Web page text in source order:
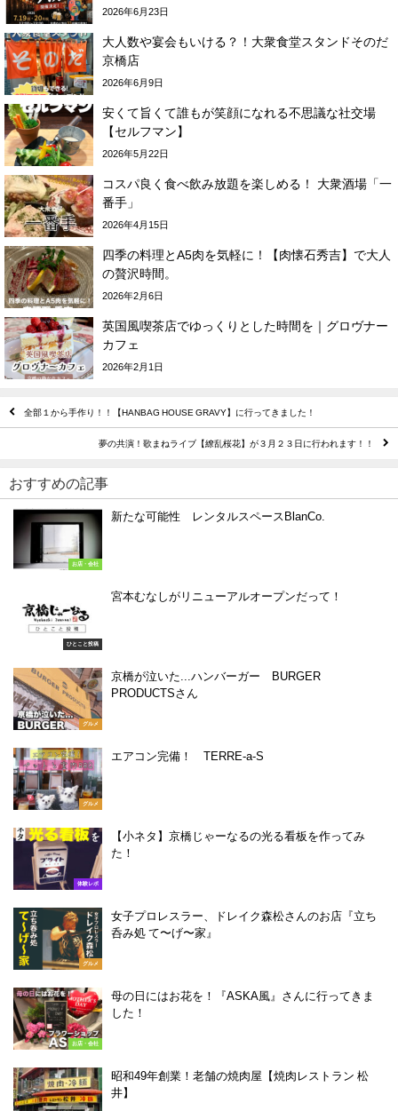
2026年6月23日
大人数や宴会もいける？！大衆食堂スタンドそのだ
京橋店
2026年6月9日
安くて旨くて誰もが笑顔になれる不思議な社交場
【セルフマン】
2026年5月22日
コスパ良く食べ飲み放題を楽しめる！ 大衆酒場「一
番手」
2026年4月15日
四季の料理とA5肉を気軽に！【肉懐石秀吉】で大人
の贅沢時間。
2026年2月6日
英国風喫茶店でゆっくりとした時間を｜グロヴナー
カフェ
2026年2月1日
全部１から手作り！！【HANBAG HOUSE GRAVY】に行ってきました！
夢の共演！歌まねライブ【繚乱桜花】が３月２３日に行われます！！
おすすめの記事
お店・会社
新たな可能性 レンタルスペースBlanCo.
ひとこと投稿
宮本むなしがリニューアルオープンだって！
グルメ
京橋が泣いた...ハンバーガー BURGER
PRODUCTSさん
グルメ
エアコン完備！ TERRE-a-S
体験レポ
【小ネタ】京橋じゃーなるの光る看板を作ってみ
た！
グルメ
女子プロレスラー、ドレイク森松さんのお店『立ち
呑み処 て〜げ〜家』
お店・会社
母の日にはお花を！『ASKA風』さんに行ってきま
した！
昭和49年創業！老舗の焼肉屋【焼肉レストラン 松
井】